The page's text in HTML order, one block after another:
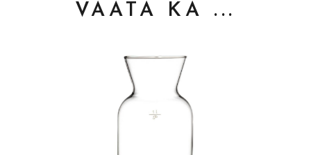
VAATA KA ...